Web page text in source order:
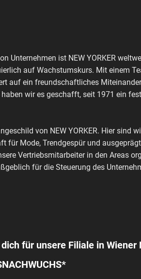
Unternehmen ist NEW YORKER
auf Wachstumskurs. Mit einem
auf ein freundschaftliches
wir es geschafft, seit 1971 ein
von NEW YORKER. Hier sind
für Mode, Trendgespür und
Vertriebsmitarbeiter in den Areas
für die Steuerung des
für unsere Filiale in